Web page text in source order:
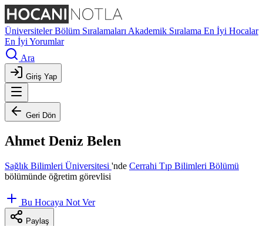
ÜniversitelerBölüm Sıralamaları Akademik Sıralama En İyi Hocalar
En İyi Yorumlar
Ara
Giriş Yap
Geri Dön
Ahmet Deniz Belen
Sağlık Bilimleri Üniversitesi 'nde Cerrahi Tıp Bilimleri Bölümü
bölümünde öğretim görevlisi
Bu Hocaya Not Ver
Paylaş